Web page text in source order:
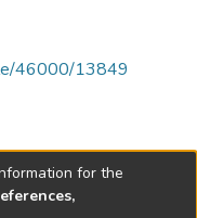
46000/13849
for the